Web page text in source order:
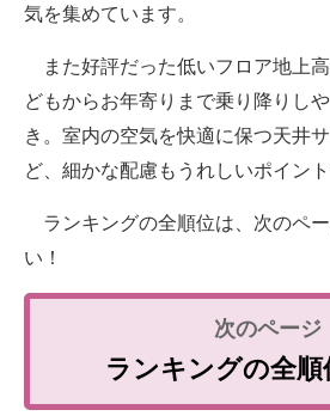
気を集めています。
また好評だった低いフロア地上
どもからお年寄りまで乗り降りし
き。室内の空気を快適に保つ天井
ど、細かな配慮もうれしいポイント
ランキングの全順位は、次のペ
い！
ランキングの全順